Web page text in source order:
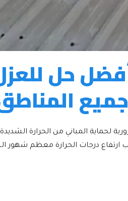
حل
لحماية المباني من الحرارة
ارتفاع درجات الحرارة معظم شهور